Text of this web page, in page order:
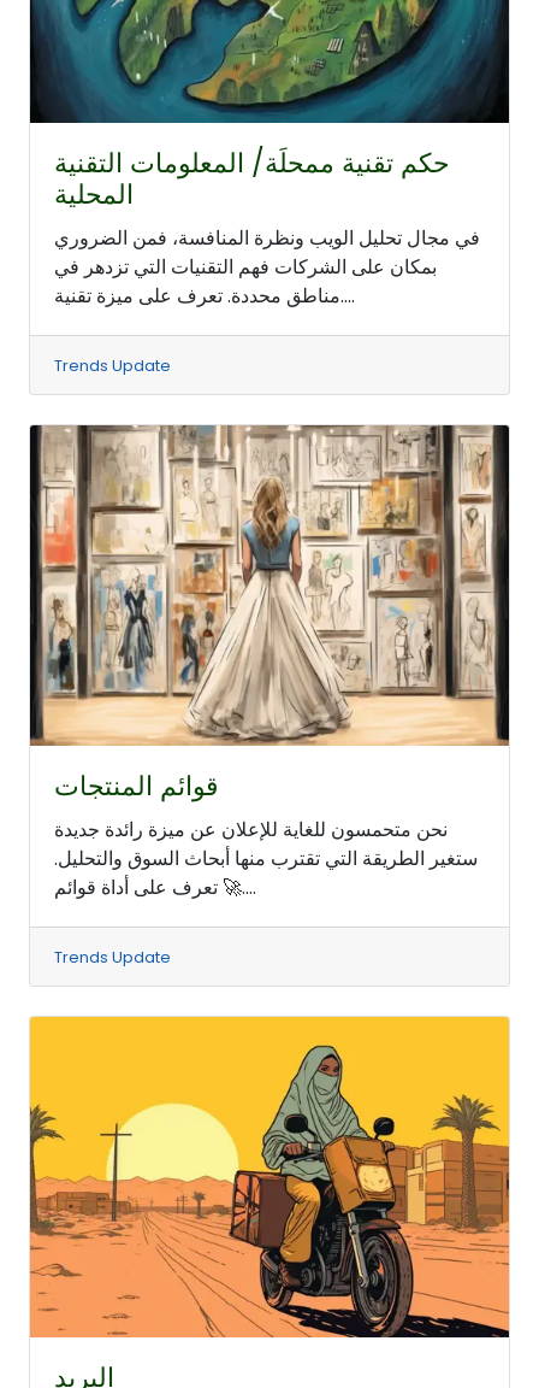
حكم تقنية ممحلَة/ المعلومات التقنية
المحلية
في مجال تحليل الويب ونظرة المنافسة، فمن الضروري
بمكان على الشركات فهم التقنيات التي تزدهر في
مناطق محددة. تعرف على ميزة تقنية....
Trends Update
قوائم المنتجات
نحن متحمسون للغاية للإعلان عن ميزة رائدة جديدة
ستغير الطريقة التي تقترب منها أبحاث السوق والتحليل.
🚀 تعرف على أداة قوائم....
Trends Update
البريد